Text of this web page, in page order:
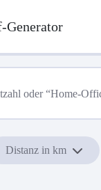
Generator
Distanz in km